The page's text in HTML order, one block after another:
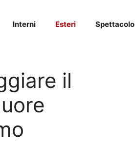
Interni Esteri Spettacolo
il